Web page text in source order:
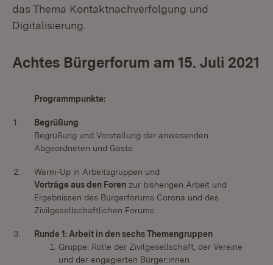
das Thema Kontaktnachverfolgung und
Digitalisierung.
Achtes Bürgerforum am 15. Juli 2021
Programmpunkte:
1.
Begrüßung
Begrüßung und Vorstellung der anwesenden
Abgeordneten und Gäste
2.
Warm-Up in Arbeitsgruppen und
Vorträge aus den Foren zur bisherigen Arbeit und
Ergebnissen des Bürgerforums Corona und des
Zivilgesellschaftlichen Forums
3.
Runde 1: Arbeit in den sechs Themengruppen
Gruppe: Rolle der Zivilgesellschaft, der Vereine
und der engagierten Bürger:innen